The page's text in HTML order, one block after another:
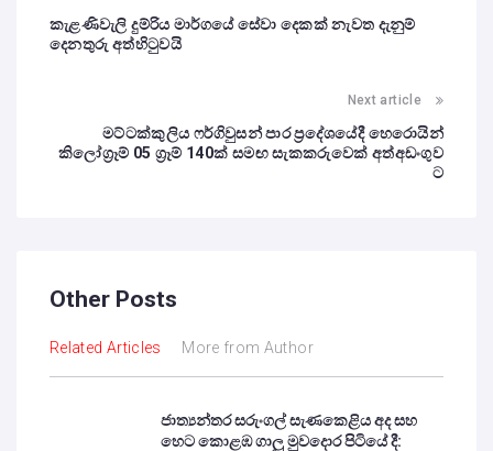
කැළණිවැලි දුම්රිය මාර්ගයේ සේවා දෙකක් නැවත දැනුම්
දෙනතුරු අත්හිටුවයි
Next article
මට්ටක්කුලිය ෆර්ගිවුසන් පාර ප්‍රදේශයේදී හෙරොයින්
කිලෝග්‍රෑම් 05 ග්‍රෑම් 140ක් සමඟ සැකකරුවෙක් අත්අඩංගුව
ට
Other Posts
Related Articles More from Author
ජාත්‍යන්තර සරුංගල් සැණකෙළිය අද සහ
හෙට කොළඹ ගාලු මුවදොර පිටියේ දී: